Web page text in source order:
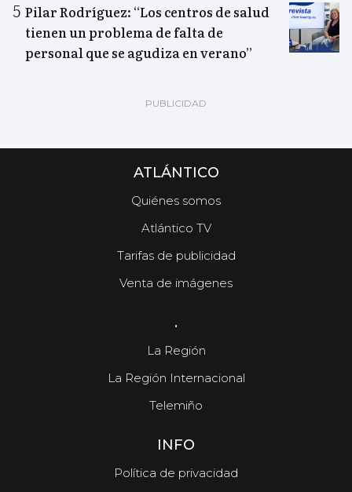
Pilar Rodríguez: “Los centros de salud
tienen un problema de falta de
personal que se agudiza en verano”
ATLÁNTICO
Quiénes somos
Atlántico TV
Tarifas de publicidad
Venta de imágenes
.
La Región
La Región Internacional
Telemiño
INFO
Política de privacidad